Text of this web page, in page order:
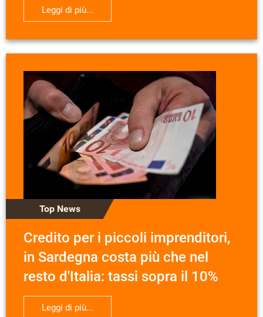
Leggi di più...
Top News
Credito per i piccoli imprenditori,
in Sardegna costa più che nel
resto d'Italia: tassi sopra il 10%
Leggi di più...